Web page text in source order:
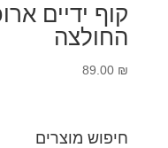
קוף ידיים
החולצה
89.00 ₪
חיפוש מוצרים